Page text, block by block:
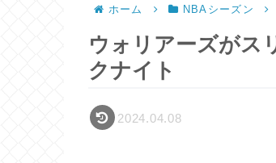
ホーム NBAシーズン
ウォリアーズがス
クナイト
2024.04.08